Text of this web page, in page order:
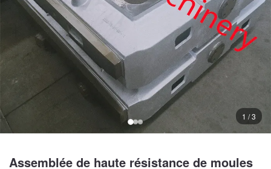
1 / 3
Assemblée de haute résistance de moules